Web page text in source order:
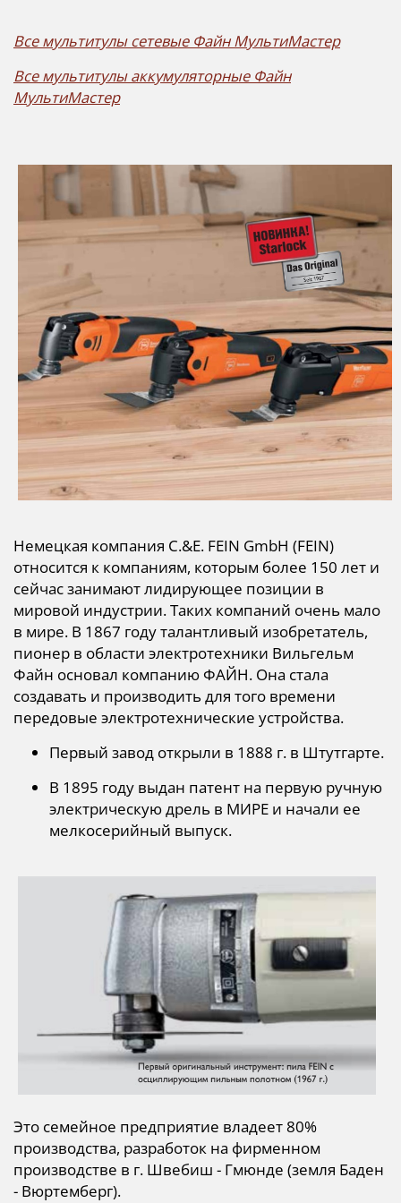
Все мультитулы сетевые Файн МультиМастер
Все мультитулы аккумуляторные Файн
МультиМастер
Немецкая компания C.&E. FEIN GmbH (FEIN)
относится к компаниям, которым более 150 лет и
сейчас занимают лидирующее позиции в
мировой индустрии. Таких компаний очень мало
в мире. В 1867 году талантливый изобретатель,
пионер в области электротехники Вильгельм
Файн основал компанию ФАЙН. Она стала
создавать и производить для того времени
передовые электротехнические устройства.
Первый завод открыли в 1888 г. в Штутгарте.
В 1895 году выдан патент на первую ручную
электрическую дрель в МИРЕ и начали ее
мелкосерийный выпуск.
Это семейное предприятие владеет 80%
производства, разработок на фирменном
производстве в г. Швебиш - Гмюнде (земля Баден
- Вюртемберг).